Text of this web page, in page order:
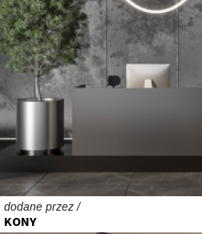
dodane przez /
KONY